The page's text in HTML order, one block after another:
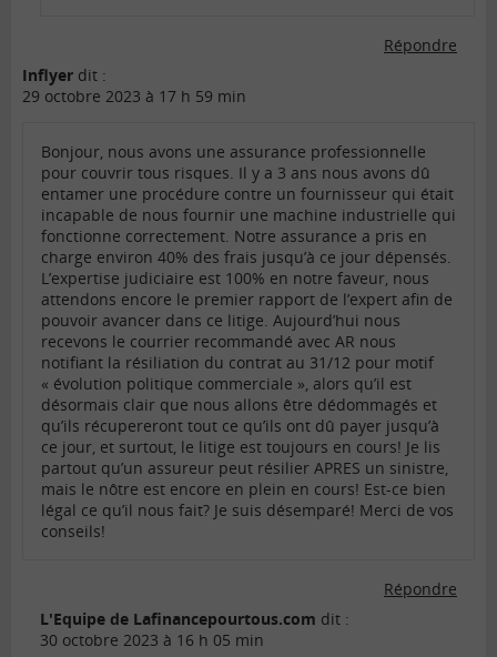
Répondre
Inflyer dit :
29 octobre 2023 à 17 h 59 min
Bonjour, nous avons une assurance professionnelle
pour couvrir tous risques. Il y a 3 ans nous avons dû
entamer une procédure contre un fournisseur qui était
incapable de nous fournir une machine industrielle qui
fonctionne correctement. Notre assurance a pris en
charge environ 40% des frais jusqu’à ce jour dépensés.
L’expertise judiciaire est 100% en notre faveur, nous
attendons encore le premier rapport de l’expert afin de
pouvoir avancer dans ce litige. Aujourd’hui nous
recevons le courrier recommandé avec AR nous
notifiant la résiliation du contrat au 31/12 pour motif
« évolution politique commerciale », alors qu’il est
désormais clair que nous allons être dédommagés et
qu’ils récupereront tout ce qu’ils ont dû payer jusqu’à
ce jour, et surtout, le litige est toujours en cours! Je lis
partout qu’un assureur peut résilier APRES un sinistre,
mais le nôtre est encore en plein en cours! Est-ce bien
légal ce qu’il nous fait? Je suis désemparé! Merci de vos
conseils!
Répondre
L'Equipe de Lafinancepourtous.com dit :
30 octobre 2023 à 16 h 05 min